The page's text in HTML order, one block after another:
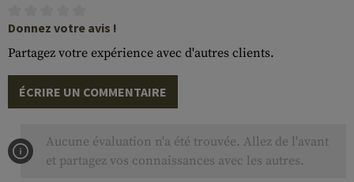
Donnez votre avis !
Partagez votre expérience avec d'autres clients.
ÉCRIRE UN COMMENTAIRE
Aucune évaluation n'a été trouvée. Allez de l'avant
et partagez vos connaissances avec les autres.